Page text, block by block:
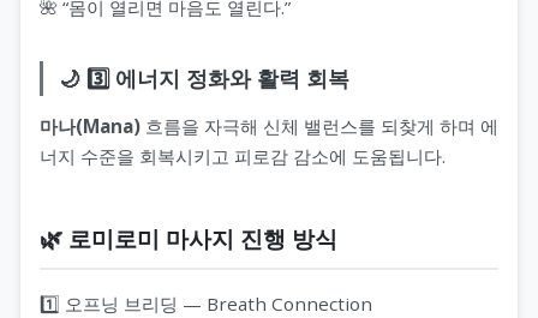
🌺 “몸이 열리면 마음도 열린다.”
🌙 3️⃣ 에너지 정화와 활력 회복
마나(Mana) 흐름을 자극해 신체 밸런스를 되찾게 하며 에
너지 수준을 회복시키고 피로감 감소에 도움됩니다.
🌿 로미로미 마사지 진행 방식
1️⃣ 오프닝 브리딩 — Breath Connection